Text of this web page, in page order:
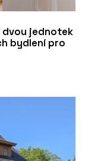
dvou jednotek
bydlení pro